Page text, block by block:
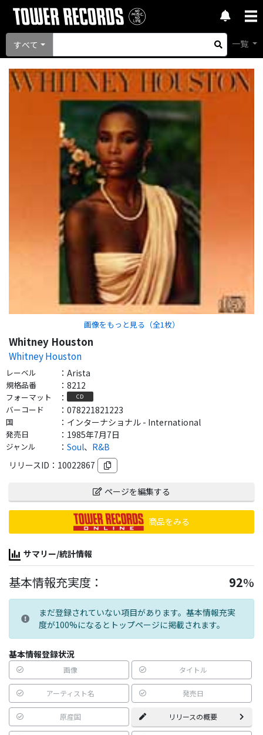
すべて 一覧
画像をもっと見る（全1 枚）
Whitney Houston
Whitney Houston
レーベル ： Arista
規格品番 ： 8212
フォーマット ： CD
バーコード ： 078221821223
国 ： インターナショナル - International
発売日 ： 1985年7月7日
ジャンル ： Soul、 R&B
リリースID： 10022867
ページを編集する
商品をみる
サマリー/統計情報
基本情報充実度： 92%
まだ登録されていない項目があります。基本情報充実
度が100%になるとトップページに掲載されます。
基本情報登録状況
画像 タイトル
アーティスト名 発売日
原産国 リリースの概要